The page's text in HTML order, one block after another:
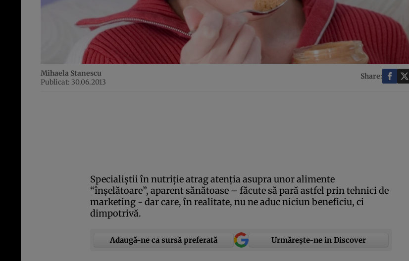
Mihaela Stanescu
Publicat: 30.06.2013
Share:
Specialiştii în nutriţie atrag atenţia asupra unor alimente
“înşelătoare”, aparent sănătoase – făcute să pară astfel prin tehnici de
marketing - dar care, în realitate, nu ne aduc niciun beneficiu, ci
dimpotrivă.
Adaugă-ne ca sursă preferată Urmărește-ne in Discover